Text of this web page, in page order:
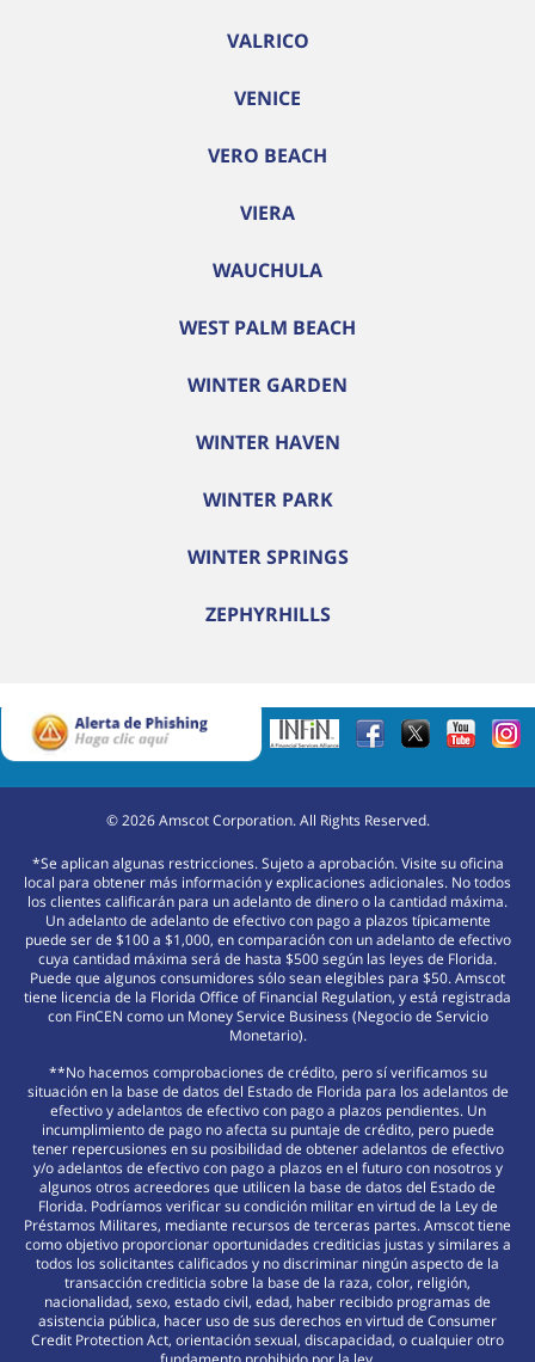
VALRICO
VENICE
VERO BEACH
VIERA
WAUCHULA
WEST PALM BEACH
WINTER GARDEN
WINTER HAVEN
WINTER PARK
WINTER SPRINGS
ZEPHYRHILLS
©2026Amscot Corporation. All Rights Reserved.
*Se aplican algunas restricciones. Sujeto a aprobación. Visite su oficina
local para obtener más información y explicaciones adicionales. No todos
los clientes calificarán para un adelanto de dinero o la cantidad máxima.
Un adelanto de adelanto de efectivo con pago a plazos típicamente
puede ser de $100 a $1,000, en comparación con un adelanto de efectivo
cuya cantidad máxima será de hasta $500 según las leyes de Florida.
Puede que algunos consumidores sólo sean elegibles para $50. Amscot
tiene licencia de la Florida Office of Financial Regulation, y está registrada
con FinCEN como un Money Service Business (Negocio de Servicio
Monetario).
**No hacemos comprobaciones de crédito, pero sí verificamos su
situación en la base de datos del Estado de Florida para los adelantos de
efectivo y adelantos de efectivo con pago a plazos pendientes. Un
incumplimiento de pago no afecta su puntaje de crédito, pero puede
tener repercusiones en su posibilidad de obtener adelantos de efectivo
y/o adelantos de efectivo con pago a plazos en el futuro con nosotros y
algunos otros acreedores que utilicen la base de datos del Estado de
Florida. Podríamos verificar su condición militar en virtud de la Ley de
Préstamos Militares, mediante recursos de terceras partes. Amscot tiene
como objetivo proporcionar oportunidades crediticias justas y similares a
todos los solicitantes calificados y no discriminar ningún aspecto de la
transacción crediticia sobre la base de la raza, color, religión,
nacionalidad, sexo, estado civil, edad, haber recibido programas de
asistencia pública, hacer uso de sus derechos en virtud de Consumer
Credit Protection Act, orientación sexual, discapacidad, o cualquier otro